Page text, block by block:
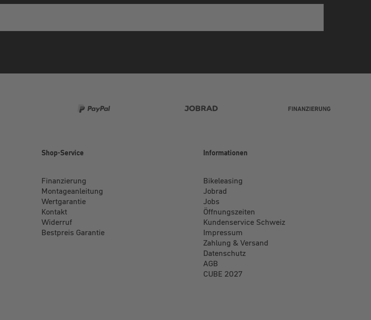
Shop-Service
Finanzierung
Montageanleitung
Wertgarantie
Kontakt
Widerruf
Bestpreis Garantie
Informationen
Bikeleasing
Jobrad
Jobs
Öffnungszeiten
Kundenservice Schweiz
Impressum
Zahlung & Versand
Datenschutz
AGB
CUBE 2027